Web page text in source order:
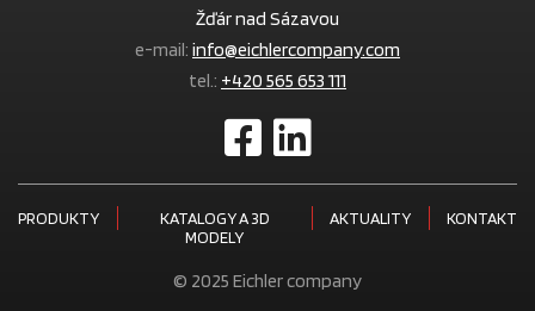
© 2025 Eichler company
Žďár nad Sázavou
e-mail: info@eichlercompany.com
tel.: +420 565 653 111
PRODUKTY
KATALOGY A 3D
MODELY
AKTUALITY KONTAKT